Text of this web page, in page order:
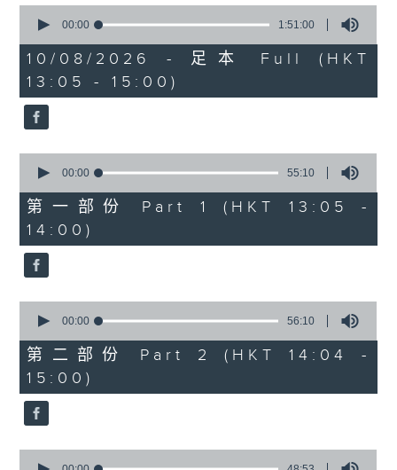
兒科學系名譽臨床助理教授、兒童內分泌
科專科醫生)
1400-1430
[衞生署健康資訊站]
嘉賓：關耀基醫生 (衞生署健康促進處醫
生)
1430-1500
[中華醫學會會診日]
嘉賓：王慶榮醫生(皮膚及性病科專科醫
生)
seconds
1
hour,
51
minutes,
0
seconds
00:00 1:51:00
10/08/2026 - 足本 Full (HKT
13:05 - 15:00)
seconds
55
minutes,
10
seconds
00:00 55:10
第一部份 Part 1 (HKT 13:05 -
14:00)
seconds
56
minutes,
10
seconds
00:00 56:10
第二部份 Part 2 (HKT 14:04 -
15:00)